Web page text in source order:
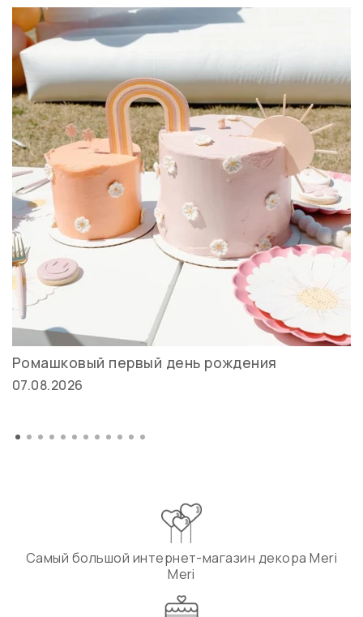
Ромашковый первый день рождения
07.08.2026
Самый большой интернет-магазин декора Meri
Meri